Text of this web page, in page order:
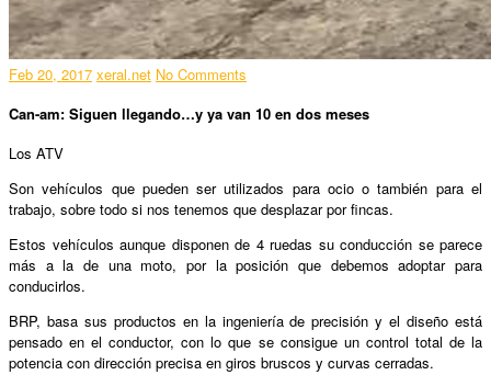
Feb 20, 2017 xeral.net No Comments
Can-am: Siguen llegando…y ya van 10 en dos meses
Los ATV
Son vehículos que pueden ser utilizados para ocio o también para el
trabajo, sobre todo si nos tenemos que desplazar por fincas.
Estos vehículos aunque disponen de 4 ruedas su conducción se parece
más a la de una moto, por la posición que debemos adoptar para
conducirlos.
BRP, basa sus productos en la ingeniería de precisión y el diseño está
pensado en el conductor, con lo que se consigue un control total de la
potencia con dirección precisa en giros bruscos y curvas cerradas.